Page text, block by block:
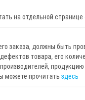
на отдельной странице
заказа, должны быть
товара, его
можете прочитать здесь